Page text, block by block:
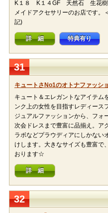
K１８ K１４GF 天然石 生花樹
メイドアクセサリーのお店です。
記)
詳 細 特典有り
31
キュートさNo1のオトナファッ
キュート＆エレガントなアイテム
ンク上の女性を目指すレディース
ジュアルファッションから、フォ
次会ドレスまで豊富に品揃え。ア
ラボなどプラウディアにしかない
けします。大きなサイズも豊富で
おります☆
詳 細
32